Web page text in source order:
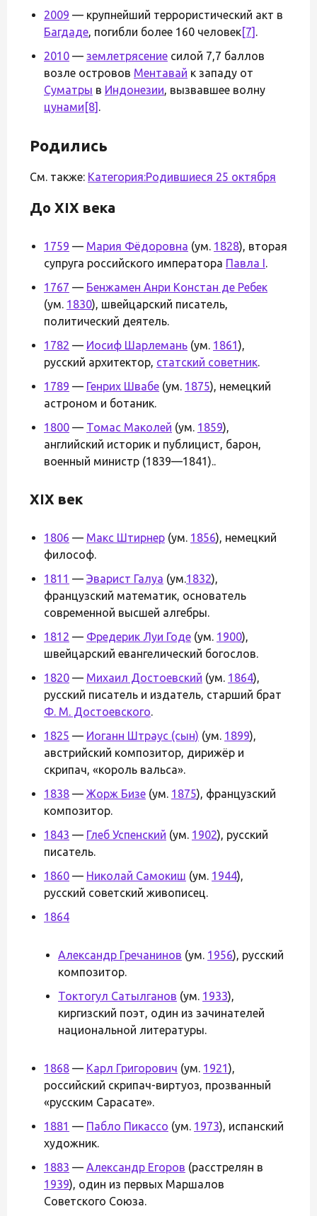
2009 — крупнейший террористический акт в
Багдаде, погибли более 160 человек[7] .
2010 — землетрясение силой 7,7 баллов
возле островов Ментавай к западу от
Суматры в Индонезии, вызвавшее волну
цунами [8] .
Родились
См. также: Категория:Родившиеся 25 октября
До XIX века
1759 — Мария Фёдоровна (ум. 1828), вторая
супруга российского императора Павла I.
1767 — Бенжамен Анри Констан де Ребек
(ум. 1830), швейцарский писатель,
политический деятель.
1782 — Иосиф Шарлемань (ум. 1861),
русский архитектор, статский советник.
1789 — Генрих Швабе (ум. 1875), немецкий
астроном и ботаник.
1800 — Томас Маколей (ум. 1859),
английский историк и публицист, барон,
военный министр (1839—1841)..
XIX век
1806 — Макс Штирнер (ум. 1856), немецкий
философ.
1811 — Эварист Галуа (ум.1832),
французский математик, основатель
современной высшей алгебры.
1812 — Фредерик Луи Годе (ум. 1900),
швейцарский евангелический богослов.
1820 — Михаил Достоевский (ум. 1864),
русский писатель и издатель, старший брат
Ф. М. Достоевского.
1825 — Иоганн Штраус (сын) (ум. 1899),
австрийский композитор, дирижёр и
скрипач, «король вальса».
1838 — Жорж Бизе (ум. 1875), французский
композитор.
1843 — Глеб Успенский (ум. 1902), русский
писатель.
1860 — Николай Самокиш (ум. 1944),
русский советский живописец.
1864
Александр Гречанинов (ум. 1956), русский
композитор.
Токтогул Сатылганов (ум. 1933),
киргизский поэт, один из зачинателей
национальной литературы.
1868 — Карл Григорович (ум. 1921),
российский скрипач-виртуоз, прозванный
«русским Сарасате».
1881 — Пабло Пикассо (ум. 1973), испанский
художник.
1883 — Александр Егоров (расстрелян в
1939), один из первых Маршалов
Советского Союза.